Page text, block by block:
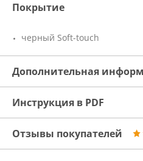
Покрытие
черный Soft-touch
Дополнительная
Инструкция в PDF
Отзывы покупателей